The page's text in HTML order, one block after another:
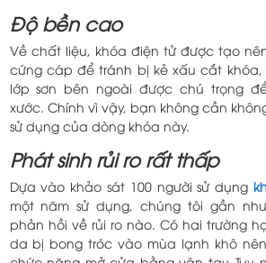
Độ bền cao
Về chất liệu, khóa điện tử được tạo
cứng cáp để tránh bị kẻ xấu cắt
lớp sơn bên ngoài được chú trọng
xước. Chính vì vậy, bạn không cần
sử dụng của dòng khóa này.
Phát sinh rủi ro rất thấp
Dựa vào khảo sát 100 người sử dụng
một năm sử dụng, chúng tôi gần
phản hồi về rủi ro nào. Có hai trường
da bị bong tróc vào mùa lạnh khô